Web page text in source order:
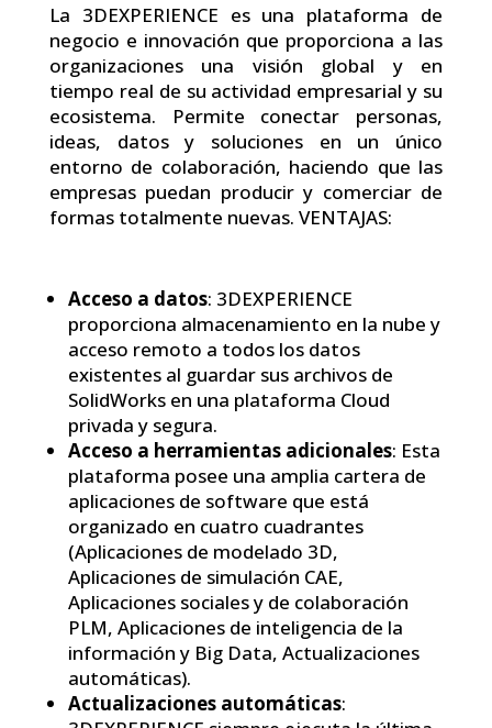
La 3DEXPERIENCE es una plataforma de
negocio e innovación que proporciona a las
organizaciones una visión global y en
tiempo real de su actividad empresarial y su
ecosistema. Permite conectar personas,
ideas, datos y soluciones en un único
entorno de colaboración, haciendo que las
empresas puedan producir y comerciar de
formas totalmente nuevas. VENTAJAS:
Acceso a datos: 3DEXPERIENCE
proporciona almacenamiento en la nube y
acceso remoto a todos los datos
existentes al guardar sus archivos de
SolidWorks en una plataforma Cloud
privada y segura.
Acceso a herramientas adicionales: Esta
plataforma posee una amplia cartera de
aplicaciones de software que está
organizado en cuatro cuadrantes
(Aplicaciones de modelado 3D,
Aplicaciones de simulación CAE,
Aplicaciones sociales y de colaboración
PLM, Aplicaciones de inteligencia de la
información y Big Data, Actualizaciones
automáticas).
Actualizaciones automáticas: